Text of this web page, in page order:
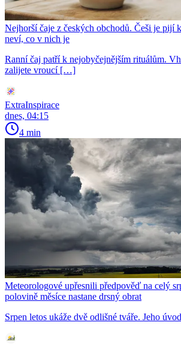
Nejhorší čaje z českých obchodů. Češi je pijí
neví, co v nich je
Ranní čaj patří k nejobyčejnějším rituálům.
zalijete vroucí […]
ExtraInspirace
dnes, 04:15
4 min
Meteorologové upřesnili předpověď na celý
polovině měsíce nastane drsný obrat
Srpen letos ukáže dvě odlišné tváře. Jeho